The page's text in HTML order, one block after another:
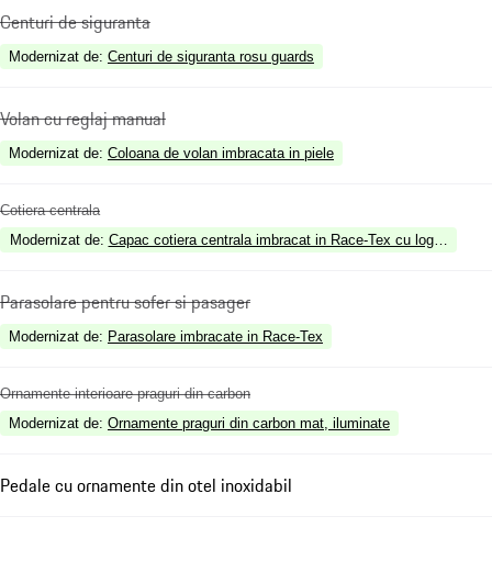
Centuri de siguranta
Modernizat de: Centuri de siguranta rosu guards
Volan cu reglaj manual
Modernizat de: Coloana de volan imbracata in piele
Cotiera centrala
Modernizat de: Capac cotiera centrala imbracat in Race-Tex cu logo
Parasolare pentru sofer si pasager
Modernizat de: Parasolare imbracate in Race-Tex
Ornamente interioare praguri din carbon
Modernizat de: Ornamente praguri din carbon mat, iluminate
Pedale cu ornamente din otel inoxidabil